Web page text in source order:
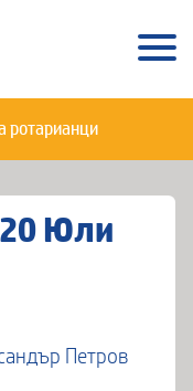
ротарианци
20 Юли
Петров